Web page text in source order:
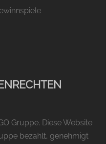
Gruppe. Diese Website
bezahlt, genehmigt